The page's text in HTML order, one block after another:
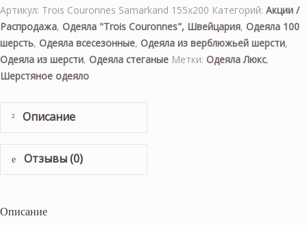
Артикул: Trois Couronnes Samarkand 155х200 Категорий: Акции /
Распродажа, Одеяла "Trois Couronnes", Швейцария, Одеяла 100
шерсть, Одеяла всесезонные, Одеяла из верблюжьей шерсти,
Одеяла из шерсти, Одеяла стеганые Метки: Одеяла Люкс,
Шерстяное одеяло
Описание
Отзывы (0)
Описание